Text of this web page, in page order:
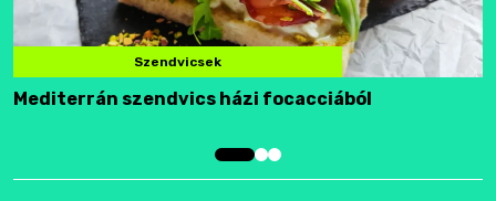
Szendvicsek
Mediterrán szendvics házi focacciából